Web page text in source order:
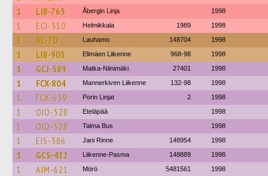
1
LIB-765 Åbergin Linja 1998
1 ECI-510 Helmikkala 1989 1998
1 AL-70 Lauhamo 148704 1998
1 LIB-903 Elimäen Liikenne 968-98 1998
1 GCJ-589 Matka-Niinimäki 27401 1998
1 FCX-804 Mannerkiven Liikenne 132-98 1998
1 FCX-639 Porin Linjat 2 1998
1 OIO-528 Eteläpää 1998
1 OIO-528 Talma Bus 1998
1 EIS-386 Jani Rinne 148954 1998
1 GCS-412 Liikenne-Pasma 148889 1998
1 AIM-621 Mörö 5481561 1998